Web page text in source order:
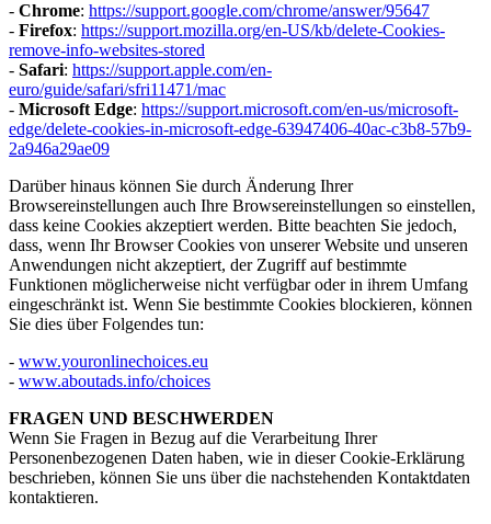
- Chrome: https://support.google.com/chrome/answer/95647
- Firefox: https://support.mozilla.org/en-US/kb/delete-Cookies-
remove-info-websites-stored
- Safari: https://support.apple.com/en-
euro/guide/safari/sfri11471/mac
- Microsoft Edge: https://support.microsoft.com/en-us/microsoft-
edge/delete-cookies-in-microsoft-edge-63947406-40ac-c3b8-57b9-
2a946a29ae09
Darüber hinaus können Sie durch Änderung Ihrer
Browsereinstellungen auch Ihre Browsereinstellungen so einstellen,
dass keine Cookies akzeptiert werden. Bitte beachten Sie jedoch,
dass, wenn Ihr Browser Cookies von unserer Website und unseren
Anwendungen nicht akzeptiert, der Zugriff auf bestimmte
Funktionen möglicherweise nicht verfügbar oder in ihrem Umfang
eingeschränkt ist. Wenn Sie bestimmte Cookies blockieren, können
Sie dies über Folgendes tun:
- www.youronlinechoices.eu
- www.aboutads.info/choices
FRAGEN UND BESCHWERDEN
Wenn Sie Fragen in Bezug auf die Verarbeitung Ihrer
Personenbezogenen Daten haben, wie in dieser Cookie-Erklärung
beschrieben, können Sie uns über die nachstehenden Kontaktdaten
kontaktieren.